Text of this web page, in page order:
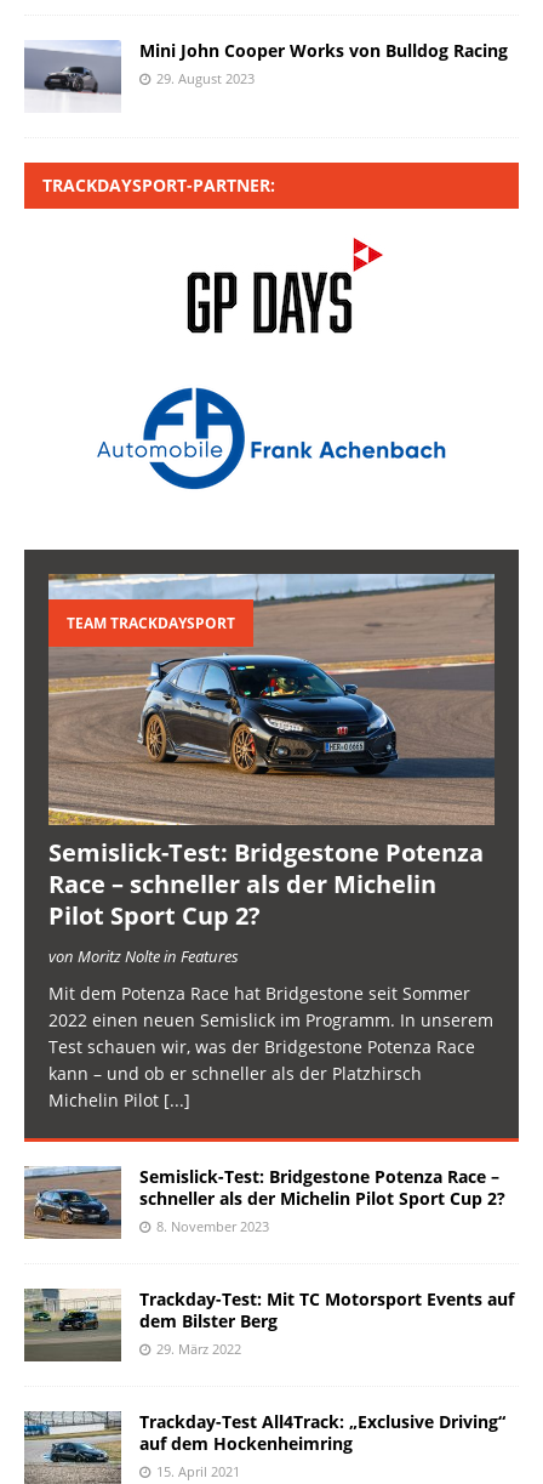
Mini John Cooper Works von Bulldog Racing
29. August 2023
TRACKDAYSPORT-PARTNER:
TEAM TRACKDAYSPORT
Semislick-Test: Bridgestone Potenza
Race – schneller als der Michelin
Pilot Sport Cup 2?
von Moritz Nolte in Features
Mit dem Potenza Race hat Bridgestone seit Sommer
2022 einen neuen Semislick im Programm. In unserem
Test schauen wir, was der Bridgestone Potenza Race
kann – und ob er schneller als der Platzhirsch
Michelin Pilot [...]
Semislick-Test: Bridgestone Potenza Race –
schneller als der Michelin Pilot Sport Cup 2?
8. November 2023
Trackday-Test: Mit TC Motorsport Events auf
dem Bilster Berg
29. März 2022
Trackday-Test All4Track: „Exclusive Driving“
auf dem Hockenheimring
15. April 2021